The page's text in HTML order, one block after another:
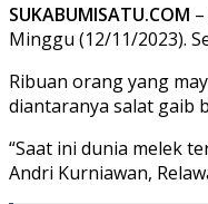
SUKABUMISATU.COM
Minggu (12/11/2023).
Ribuan orang yang
diantaranya salat gaib
“Saat ini dunia melek
Andri Kurniawan,